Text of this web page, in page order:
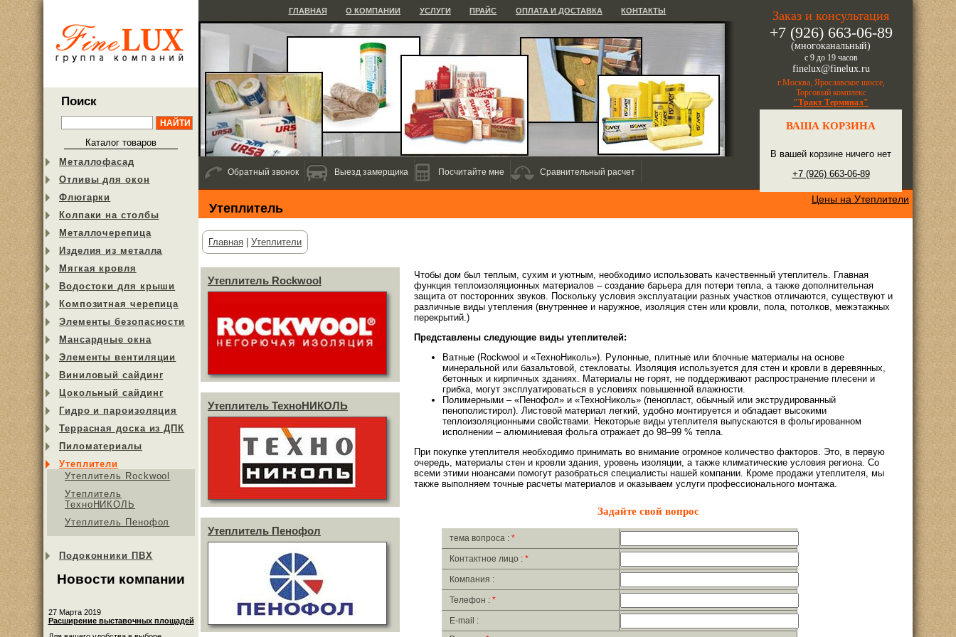
Поиск
Каталог товаров
Металлофасад
Отливы для окон
Флюгарки
Колпаки на столбы
Металлочерепица
Изделия из металла
Мягкая кровля
Водостоки для крыши
Композитная черепица
Элементы безопасности
Мансардные окна
Элементы вентиляции
Виниловый сайдинг
Цокольный сайдинг
Гидро и пароизоляция
Террасная доска из ДПК
Пиломатериалы
Утеплители
Утеплитель Rockwool
Утеплитель
ТехноНИКОЛЬ
Утеплитель Пенофол
Подоконники ПВХ
Новости компании
27 Марта 2019
Расширение выставочных площадей
Заказ и консультация
+7 (926) 663-06-89
(многоканальный)
с 9 до 19 часов
finelux@finelux.ru
г.Москва, Ярославское шоссе,
Торговый комплекс
"Тракт Терминал"
ВАША КОРЗИНА
В вашей корзине ничего нет
+7 (926) 663-06-89
ГЛАВНАЯ О КОМПАНИИ УСЛУГИ ПРАЙС ОПЛАТА И ДОСТАВКА КОНТАКТЫ
Цены на Утеплители
Утеплитель
Главная Утеплители
Утеплитель Rockwool
Утеплитель ТехноНИКОЛЬ
Утеплитель Пенофол
Чтобы дом был теплым, сухим и уютным, необходимо использовать качественный утеплитель. Главная
функция теплоизоляционных материалов – создание барьера для потери тепла, а также дополнительная
защита от посторонних звуков. Поскольку условия эксплуатации разных участков отличаются, существуют и
различные виды утепления (внутреннее и наружное, изоляция стен или кровли, пола, потолков, межэтажных
перекрытий.)
Представлены следующие виды утеплителей:
Ватные (Rockwool и «ТехноНиколь»). Рулонные, плитные или блочные материалы на основе
минеральной или базальтовой, стекловаты. Изоляция используется для стен и кровли в деревянных,
бетонных и кирпичных зданиях. Материалы не горят, не поддерживают распространение плесени и
грибка, могут эксплуатироваться в условиях повышенной влажности.
Полимерными – «Пенофол» и «ТехноНиколь» (пенопласт, обычный или экструдированный
пенополистирол). Листовой материал легкий, удобно монтируется и обладает высокими
теплоизоляционными свойствами. Некоторые виды утеплителя выпускаются в фольгированном
исполнении – алюминиевая фольга отражает до 98–99 % тепла.
При покупке утеплителя необходимо принимать во внимание огромное количество факторов. Это, в первую
очередь, материалы стен и кровли здания, уровень изоляции, а также климатические условия региона. Со
всеми этими нюансами помогут разобраться специалисты нашей компании. Кроме продажи утеплителя, мы
также выполняем точные расчеты материалов и оказываем услуги профессионального монтажа.
Задайте свой вопрос
тема вопроса :*
Контактное лицо :*
Компания :
Телефон :*
E-mail :
Обратный звонок Выезд замерщика Посчитайте мне Сравнительный расчет